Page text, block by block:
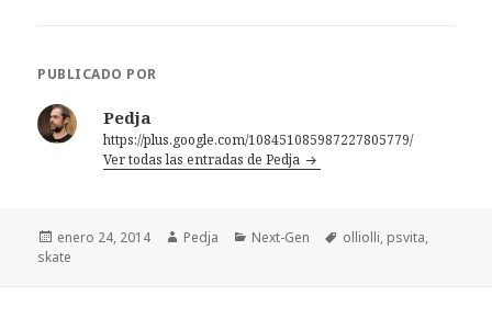
PUBLICADO POR
Pedja
https://plus.google.com/108451085987227805779/
Ver todas las entradas de Pedja
Publicado
el
enero 24, 2014 Autor
Pedja Categorías
Next-Gen Etiquetas
olliolli, psvita,
skate